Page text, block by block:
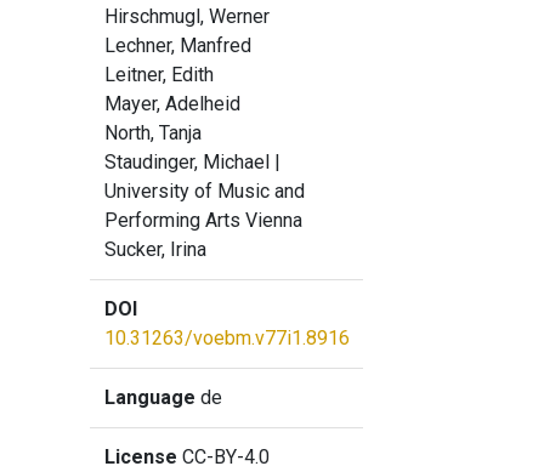
Hirschmugl, Werner
Lechner, Manfred
Leitner, Edith
Mayer, Adelheid
North, Tanja
Staudinger, Michael |
University of Music and
Performing Arts Vienna
Sucker, Irina
DOI
10.31263/voebm.v77i1.8916
Language de
License CC-BY-4.0